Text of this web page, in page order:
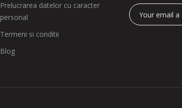
Prelucrarea datelor cu caracter
personal
Termeni si conditii
Blog